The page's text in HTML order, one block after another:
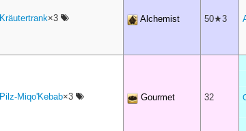
Kräutertrank×3 Alchemist 50★3
Pilz-Miqo'Kebab×3 Gourmet 32